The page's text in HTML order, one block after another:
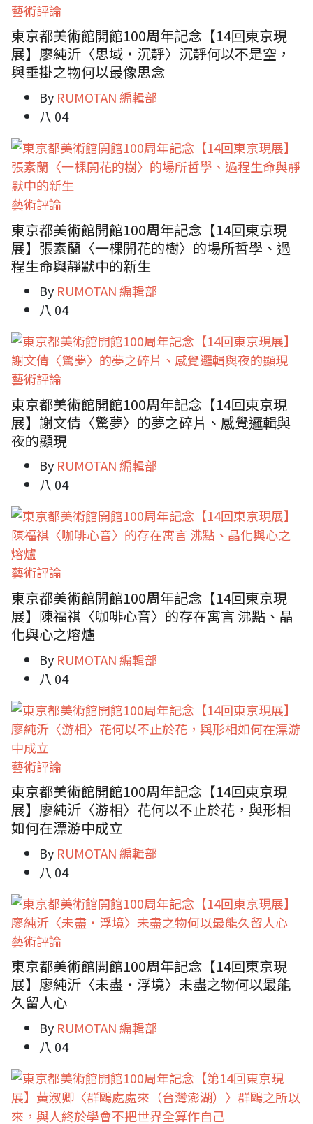
藝術評論
東京都美術館開館100周年記念【14回東京現
展】廖純沂〈思域・沉靜〉沉靜何以不是空，
與垂掛之物何以最像思念
By RUMOTAN 編輯部
八 04
藝術評論
東京都美術館開館100周年記念【14回東京現
展】張素蘭〈一棵開花的樹〉的場所哲學、過
程生命與靜默中的新生
By RUMOTAN 編輯部
八 04
藝術評論
東京都美術館開館100周年記念【14回東京現
展】謝文倩〈驚夢〉的夢之碎片、感覺邏輯與
夜的顯現
By RUMOTAN 編輯部
八 04
藝術評論
東京都美術館開館100周年記念【14回東京現
展】陳福祺〈咖啡心音〉的存在寓言 沸點、晶
化與心之熔爐
By RUMOTAN 編輯部
八 04
藝術評論
東京都美術館開館100周年記念【14回東京現
展】廖純沂〈游相〉花何以不止於花，與形相
如何在漂游中成立
By RUMOTAN 編輯部
八 04
藝術評論
東京都美術館開館100周年記念【14回東京現
展】廖純沂〈未盡・浮境〉未盡之物何以最能
久留人心
By RUMOTAN 編輯部
八 04